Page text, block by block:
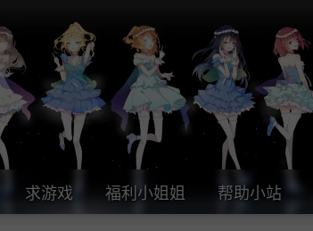
求游戏 福利小姐姐 帮助小站